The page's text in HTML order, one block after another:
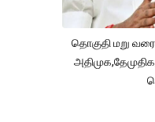
தொகுதி மறு